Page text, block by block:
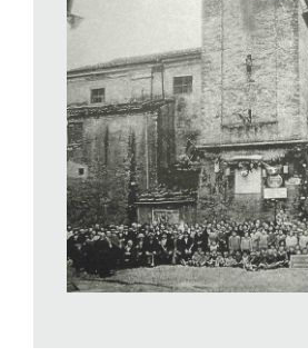
con simpatia, le vicende comunali,
Gli abitanti del comune potranno
l’usuale corredo di fotografie d’epoca
mentre i lettori più preparati potranno
saltando le spiegazioni più di dettaglio,
testo con riquadri identificati dal
Muschietti, infatti, prende il discorso
raccontare la storia del suo paese
di storia ticinese e Svizzera molto
inserisce spesso annotazioni personali,
vanno sotto la rubrica «Ricordo